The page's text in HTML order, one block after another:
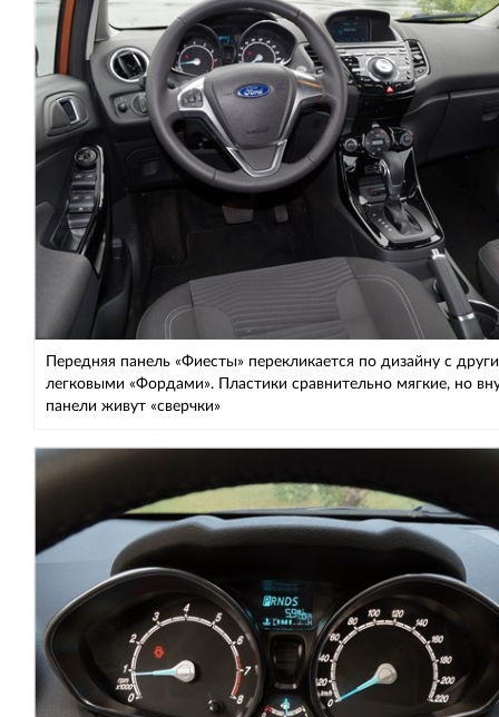
Передняя панель «Фиесты» перекликается по дизайну с
легковыми «Фордами». Пластики сравнительно мягкие, но
панели живут «сверчки»